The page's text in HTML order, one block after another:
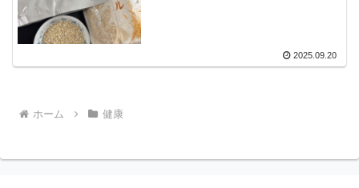
2025.09.20
ホーム 健康